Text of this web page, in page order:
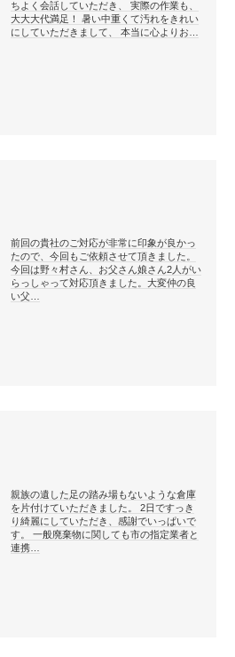
ちよく会話していただき、 実際の作業も、
大大大代満足！ 暑い中重くて汚れをきれい
にしていただきまして、 本当に心よりお…
前回の貴社のご対応が非常に印象が良かっ
たので、今回もご依頼させて頂きました。
今回は野々村さん、お父さん娘さん2人がい
らっしゃって対応頂きました。大変仲の良
い父…
親族の遺した足の踏み場もないような倉庫
を片付けていただきました。 2日ですっき
り綺麗にしていただき、感謝でいっぱいで
す。 一般廃棄物に関しても市の指定業者と
連携…